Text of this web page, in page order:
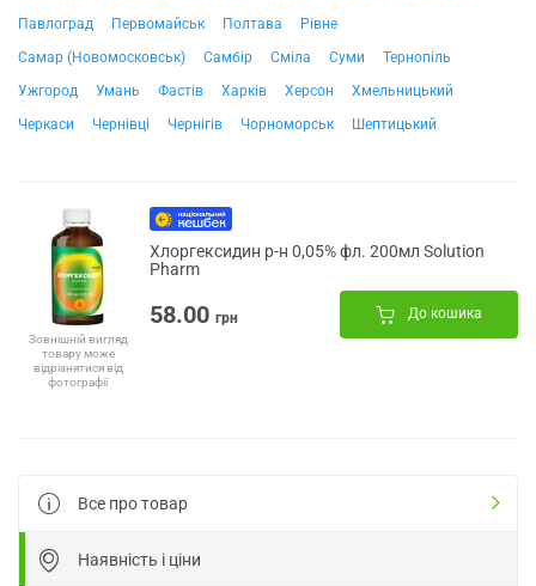
Павлоград
Первомайськ Полтава
Рівне
Самар (Новомосковськ)
Самбір Сміла Суми
Тернопіль
Ужгород
Умань Фастів Харків Херсон
Хмельницький
Черкаси
Чернівці Чернігів Чорноморськ Шептицький
Зовнішній вигляд
товару може
відрізнятися від
фотографії
Хлоргексидин р-н 0,05% фл. 200мл Solution
Pharm
58.00 грн До кошика
Все про товар
Наявність і ціни